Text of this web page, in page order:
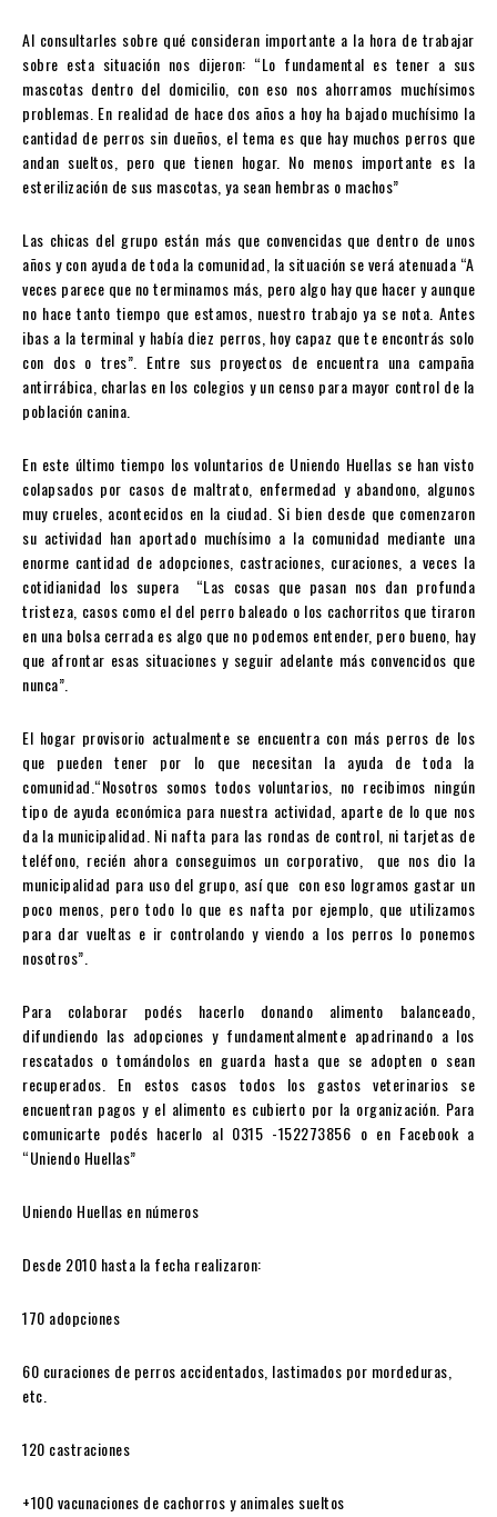
Al consultarles sobre qué consideran importante a la hora de trabajar
sobre esta situación nos dijeron: “Lo fundamental es tener a sus
mascotas dentro del domicilio, con eso nos ahorramos muchísimos
problemas. En realidad de hace dos años a hoy ha bajado muchísimo la
cantidad de perros sin dueños, el tema es que hay muchos perros que
andan sueltos, pero que tienen hogar. No menos importante es la
esterilización de sus mascotas, ya sean hembras o machos”
Las chicas del grupo están más que convencidas que dentro de unos
años y con ayuda de toda la comunidad, la situación se verá atenuada “A
veces parece que no terminamos más, pero algo hay que hacer y aunque
no hace tanto tiempo que estamos, nuestro trabajo ya se nota. Antes
ibas a la terminal y había diez perros, hoy capaz que te encontrás solo
con dos o tres”. Entre sus proyectos de encuentra una campaña
antirrábica, charlas en los colegios y un censo para mayor control de la
población canina.
En este último tiempo los voluntarios de Uniendo Huellas se han visto
colapsados por casos de maltrato, enfermedad y abandono, algunos
muy crueles, acontecidos en la ciudad. Si bien desde que comenzaron
su actividad han aportado muchísimo a la comunidad mediante una
enorme cantidad de adopciones, castraciones, curaciones, a veces la
cotidianidad los supera “Las cosas que pasan nos dan profunda
tristeza, casos como el del perro baleado o los cachorritos que tiraron
en una bolsa cerrada es algo que no podemos entender, pero bueno, hay
que afrontar esas situaciones y seguir adelante más convencidos que
nunca”.
El hogar provisorio actualmente se encuentra con más perros de los
que pueden tener por lo que necesitan la ayuda de toda la
comunidad.“Nosotros somos todos voluntarios, no recibimos ningún
tipo de ayuda económica para nuestra actividad, aparte de lo que nos
da la municipalidad. Ni nafta para las rondas de control, ni tarjetas de
teléfono, recién ahora conseguimos un corporativo, que nos dio la
municipalidad para uso del grupo, así que con eso logramos gastar un
poco menos, pero todo lo que es nafta por ejemplo, que utilizamos
para dar vueltas e ir controlando y viendo a los perros lo ponemos
nosotros”.
Para colaborar podés hacerlo donando alimento balanceado,
difundiendo las adopciones y fundamentalmente apadrinando a los
rescatados o tomándolos en guarda hasta que se adopten o sean
recuperados. En estos casos todos los gastos veterinarios se
encuentran pagos y el alimento es cubierto por la organización. Para
comunicarte podés hacerlo al 0315 -152273856 o en Facebook a
“Uniendo Huellas”
Uniendo Huellas en números
Desde 2010 hasta la fecha realizaron:
170 adopciones
60 curaciones de perros accidentados, lastimados por mordeduras,
etc.
120 castraciones
+100 vacunaciones de cachorros y animales sueltos